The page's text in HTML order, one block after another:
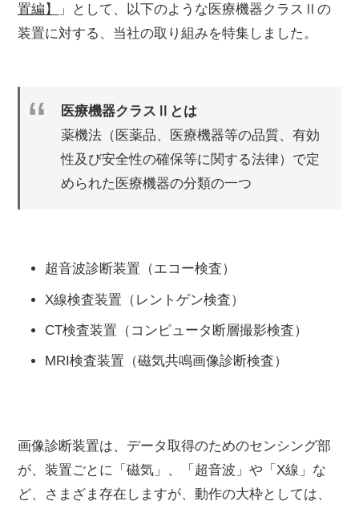
置編】
」として、以下のような医療機器クラスⅡの
装置に対する、当社の取り組みを特集しました。
医療機器クラスⅡとは
薬機法（医薬品、医療機器等の品質、有効
性及び安全性の確保等に関する法律）で定
められた医療機器の分類の一つ
超音波診断装置（エコー検査）
X線検査装置（レントゲン検査）
CT検査装置（コンピュータ断層撮影検査）
MRI検査装置（磁気共鳴画像診断検査）
画像診断装置は、データ取得のためのセンシング部
が、装置ごとに「磁気」、「超音波」や「X線」な
ど、さまざま存在しますが、動作の大枠としては、